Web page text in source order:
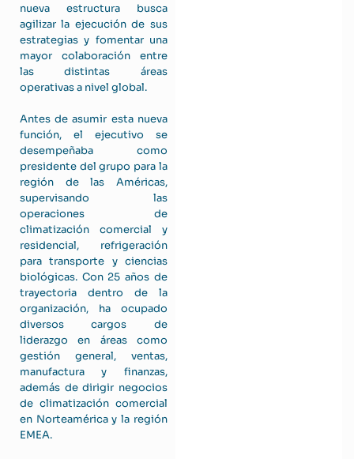
nueva estructura busca
agilizar la ejecución de sus
estrategias y fomentar una
mayor colaboración entre
las distintas áreas
operativas a nivel global.
Antes de asumir esta nueva
función, el ejecutivo se
desempeñaba como
presidente del grupo para la
región de las Américas,
supervisando las
operaciones de
climatización comercial y
residencial, refrigeración
para transporte y ciencias
biológicas. Con 25 años de
trayectoria dentro de la
organización, ha ocupado
diversos cargos de
liderazgo en áreas como
gestión general, ventas,
manufactura y finanzas,
además de dirigir negocios
de climatización comercial
en Norteamérica y la región
EMEA.